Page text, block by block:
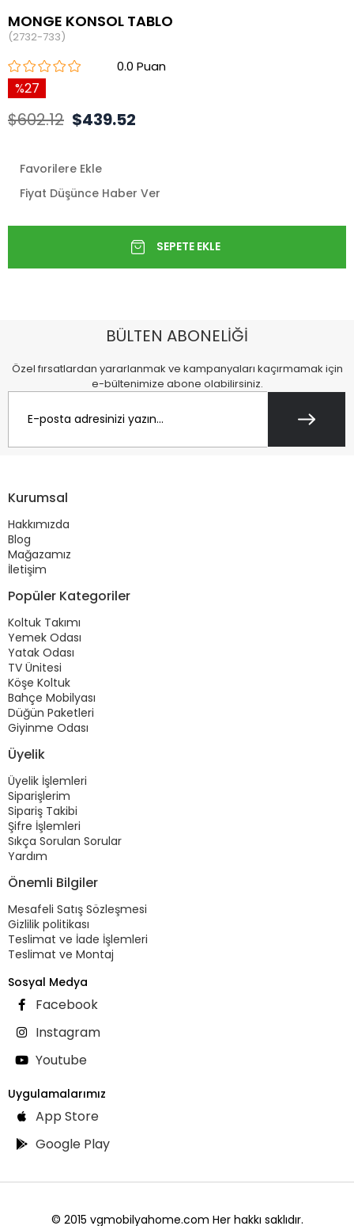
MONGE KONSOL TABLO
(2732-733)
0.0
27
$602.12 $439.52
Favorilere Ekle
Fiyat Düşünce Haber Ver
BÜLTEN ABONELİĞİ
Özel fırsatlardan yararlanmak ve kampanyaları kaçırmamak için
e-bültenimize abone olabilirsiniz.
Kurumsal
Hakkımızda
Blog
Mağazamız
İletişim
Popüler Kategoriler
Koltuk Takımı
Yemek Odası
Yatak Odası
TV Ünitesi
Köşe Koltuk
Bahçe Mobilyası
Düğün Paketleri
Giyinme Odası
Üyelik
Üyelik İşlemleri
Siparişlerim
Sipariş Takibi
Şifre İşlemleri
Sıkça Sorulan Sorular
Yardım
Önemli Bilgiler
Mesafeli Satış Sözleşmesi
Gizlilik politikası
Teslimat ve İade İşlemleri
Teslimat ve Montaj
Sosyal Medya
Facebook
Instagram
Youtube
Uygulamalarımız
App Store
Google Play
© 2015 vgmobilyahome.com Her hakkı saklıdır.